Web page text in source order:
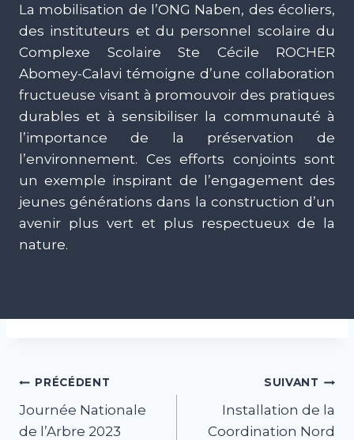
La mobilisation de l’ONG Naben, des écoliers,
des instituteurs et du personnel scolaire du
Complexe Scolaire Ste Cécile ROCHER
Abomey-Calavi témoigne d’une collaboration
fructueuse visant à promouvoir des pratiques
durables et à sensibiliser la communauté à
l’importance de la préservation de
l’environnement. Ces efforts conjoints sont
un exemple inspirant de l’engagement des
jeunes générations dans la construction d’un
avenir plus vert et plus respectueux de la
nature.
Navigation
de
PRÉCÉDENT
Journée Nationale
de l’Arbre 2023
SUIVANT
Installation de la
Coordination Nord